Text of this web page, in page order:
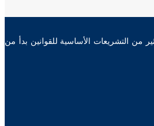
أول دستور 1923 وحتى دستور 2014، كما ساهم رموز النقابة في وضع الكثير من التشريعات الأساسية للقوانين بدأ من